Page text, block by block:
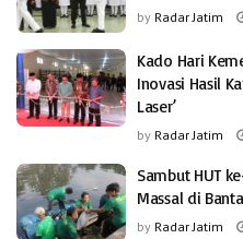
by Radar Jatim
Kado Hari
Inovasi Hasil
Laser’
by Radar Jatim
Sambut HUT
Massal di
by Radar Jatim